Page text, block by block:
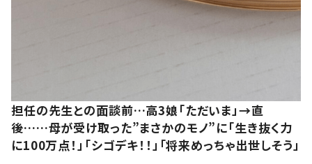
担任の先生との面談前…高3娘「ただいま」→直
後……母が受け取った”まさかのモノ”に「生き抜く力
に100万点！」「シゴデキ！！」「将来めっちゃ出世しそう」